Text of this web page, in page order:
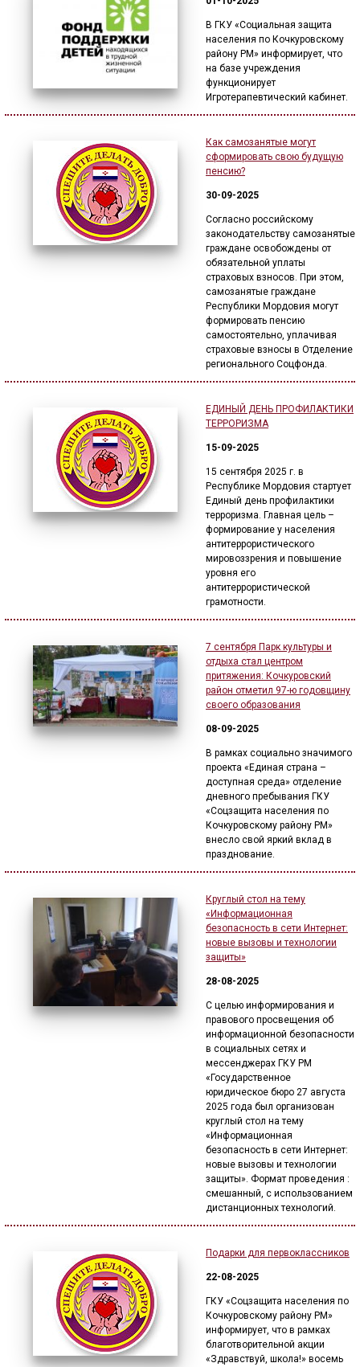
В ГКУ «Социальная защита
населения по Кочкуровскому
району РМ» информирует, что
на базе учреждения
функционирует
Игротерапевтический кабинет.
Как самозанятые могут
сформировать свою будущую
пенсию?
30-09-2025
Согласно российскому
законодательству самозанятые
граждане освобождены от
обязательной уплаты
страховых взносов. При этом,
самозанятые граждане
Республики Мордовия могут
формировать пенсию
самостоятельно, уплачивая
страховые взносы в Отделение
регионального Соцфонда.
ЕДИНЫЙ ДЕНЬ ПРОФИЛАКТИКИ
ТЕРРОРИЗМА
15-09-2025
15 сентября 2025 г. в
Республике Мордовия стартует
Единый день профилактики
терроризма. Главная цель –
формирование у населения
антитеррористического
мировоззрения и повышение
уровня его
антитеррористической
грамотности.
7 сентября Парк культуры и
отдыха стал центром
притяжения: Кочкуровский
район отметил 97-ю годовщину
своего образования
08-09-2025
В рамках социально значимого
проекта «Единая страна –
доступная среда» отделение
дневного пребывания ГКУ
«Соцзащита населения по
Кочкуровскому району РМ»
внесло свой яркий вклад в
празднование.
Круглый стол на тему
«Информационная
безопасность в сети Интернет:
новые вызовы и технологии
защиты»
28-08-2025
C целью информирования и
правового просвещения об
информационной безопасности
в социальных сетях и
мессенджерах ГКУ РМ
«Государственное
юридическое бюро 27 августа
2025 года был организован
круглый стол на тему
«Информационная
безопасность в сети Интернет:
новые вызовы и технологии
защиты». Формат проведения :
смешанный, с использованием
дистанционных технологий.
Подарки для первоклассников
22-08-2025
ГКУ «Соцзащита населения по
Кочкуровскому району РМ»
информирует, что в рамках
благотворительной акции
«Здравствуй, школа!» восемь